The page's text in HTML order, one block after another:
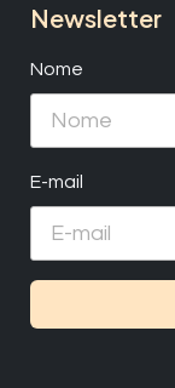
Newsletter
Nome
E-mail